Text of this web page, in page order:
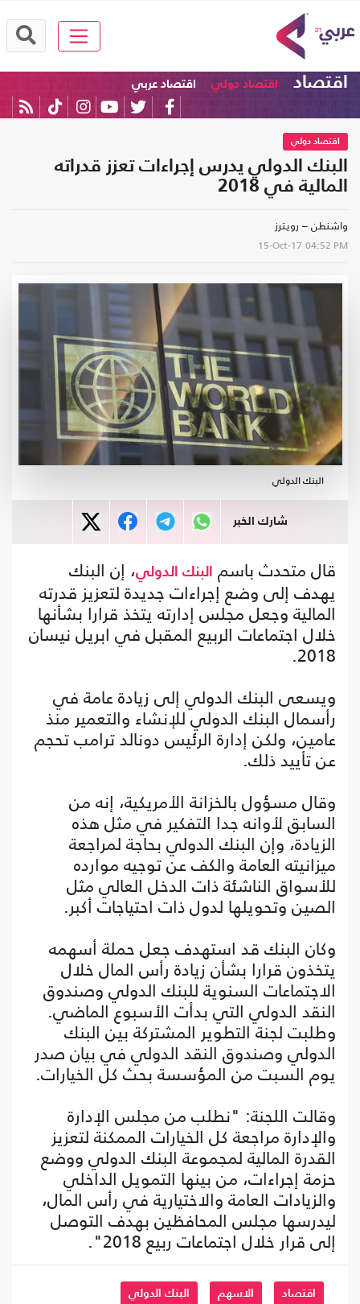
اقتصاد اقتصاد دولي اقتصاد عربي
اقتصاد دولي
البنك الدولي يدرس إجراءات تعزز قدراته
المالية في 2018
واشنطن – رويترز
15-Oct-17 04:52 PM
البنك الدولي
شارك الخبر
قال متحدث باسم البنك الدولي، إن البنك
يهدف إلى وضع إجراءات جديدة لتعزيز قدرته
المالية وجعل مجلس إدارته يتخذ قرارا بشأنها
خلال اجتماعات الربيع المقبل في ابريل نيسان
2018.
ويسعى البنك الدولي إلى زيادة عامة في
رأسمال البنك الدولي للإنشاء والتعمير منذ
عامين، ولكن إدارة الرئيس دونالد ترامب تحجم
عن تأييد ذلك.
وقال مسؤول بالخزانة الأمريكية، إنه من
السابق لأوانه جدا التفكير في مثل هذه
الزيادة، وإن البنك الدولي بحاجة لمراجعة
ميزانيته العامة والكف عن توجيه موارده
للأسواق الناشئة ذات الدخل العالي مثل
الصين وتحويلها لدول ذات احتياجات أكبر.
وكان البنك قد استهدف جعل حملة أسهمه
يتخذون قرارا بشأن زيادة رأس المال خلال
الاجتماعات السنوية للبنك الدولي وصندوق
النقد الدولي التي بدأت الأسبوع الماضي.
وطلبت لجنة التطوير المشتركة بين البنك
الدولي وصندوق النقد الدولي في بيان صدر
يوم السبت من المؤسسة بحث كل الخيارات.
وقالت اللجنة: "نطلب من مجلس الإدارة
والإدارة مراجعة كل الخيارات الممكنة لتعزيز
القدرة المالية لمجموعة البنك الدولي ووضع
حزمة إجراءات، من بينها التمويل الداخلي
والزيادات العامة والاختيارية في رأس المال،
ليدرسها مجلس المحافظين بهدف التوصل
إلى قرار خلال اجتماعات ربيع 2018".
اقتصاد الاسهم البنك الدولي